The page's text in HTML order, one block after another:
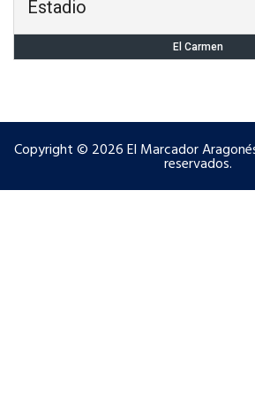
Estadio
El Carmen
Copyright © 2026 El Marcador
reservados.